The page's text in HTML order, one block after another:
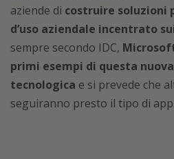
aziende di costruire soluzioni
d’uso aziendale incentrato
sempre secondo IDC,
primi esempi di questa
tecnologica e si prevede che
seguiranno presto il tipo di